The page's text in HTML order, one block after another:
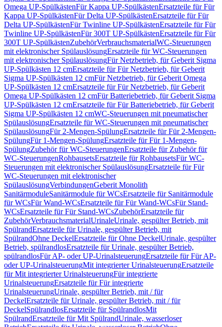
Omega UP-SpülkästenFür Kappa UP-SpülkästenErsatzteile für Für
Kappa UP-SpülkästenFür Delta UP-SpülkästenErsatzteile für Für
Delta UP-SpülkästenFür Twinline UP-SpülkästenErsatzteile für Für
Twinline UP-SpülkästenFür 300T UP-SpülkästenErsatzteile für Für
300T UP-SpülkästenZubehörVerbrauchsmaterialWC-Steuerungen
mit elektronischer SpülauslösungErsatzteile für WC-Steuerungen
mit elektronischer SpülauslösungFür Netzbetrieb, für Geberit Sigma
UP-Spülkästen 12 cmErsatzteile für Für Netzbetrieb, für Geberit
Sigma UP-Spülkästen 12 cmFür Netzbetrieb, für Geberit Omega
UP-Spülkästen 12 cmErsatzteile für Für Netzbetrieb, für Geberit
Omega UP-Spülkästen 12 cmFür Batteriebetrieb, für Geberit Sigma
UP-Spülkästen 12 cmErsatzteile für Für Batteriebetrieb, für Geberit
Sigma UP-Spülkästen 12 cmWC-Steuerungen mit pneumatischer
SpülauslösungErsatzteile für WC-Steuerungen mit pneumatischer
SpülauslösungFür 2-Mengen-SpülungErsatzteile für Für 2-Mengen-
SpülungFür 1-Mengen-SpülungErsatzteile für Für 1-Mengen-
SpülungZubehör für WC-SteuerungenErsatzteile für Zubehör für
WC-SteuerungenRohbausetsErsatzteile für RohbausetsFür WC-
Steuerungen mit elektronischer SpülauslösungErsatzteile für Für
WC-Steuerungen mit elektronischer
SpülauslösungVerbindungenGeberit Monolith
SanitärmoduleSanitärmodule für WCsErsatzteile für Sanitärmodule
für WCsFür Wand-WCsErsatzteile für Für Wand-WCsFür Stand-
WCsErsatzteile für Für Stand-WCsZubehörErsatzteile für
ZubehörVerbrauchsmaterialUrinaleUrinale, gespülter Betrieb, mit
SpülrandErsatzteile für Urinale, gespülter Betrieb, mit
SpülrandOhne DeckelErsatzteile für Ohne DeckelUrinale, gespülter
Betrieb, spülrandlosErsatzteile für Urinale, gespülter Betrieb,
spülrandlosFür AP- oder UP-UrinalsteuerungErsatzteile für Für AP-
oder UP-UrinalsteuerungMit integrierter UrinalsteuerungErsatzteile
für Mit integrierter UrinalsteuerungFür integrierte
UrinalsteuerungErsatzteile für Für integrierte
UrinalsteuerungUrinale, gespülter Betrieb, mit / für
DeckelErsatzteile für Urinale, gespülter Betrieb, mit / für
DeckelSpülrandlosErsatzteile für SpülrandlosMit
SpülrandErsatzteile für Mit SpülrandUrinale, wasserloser